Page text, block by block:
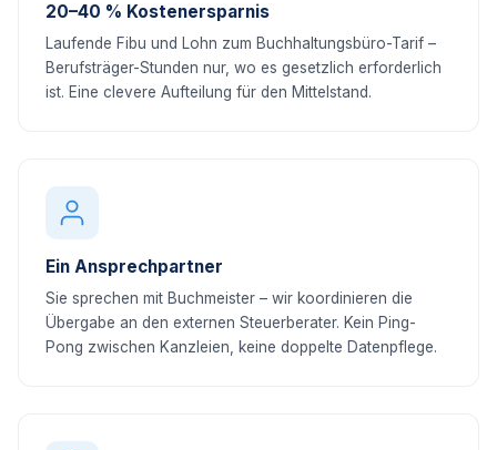
20–40 % Kostenersparnis
Laufende Fibu und Lohn zum Buchhaltungsbüro-Tarif –
Berufsträger-Stunden nur, wo es gesetzlich erforderlich
ist. Eine clevere Aufteilung für den Mittelstand.
Ein Ansprechpartner
Sie sprechen mit Buchmeister – wir koordinieren die
Übergabe an den externen Steuerberater. Kein Ping-
Pong zwischen Kanzleien, keine doppelte Datenpflege.